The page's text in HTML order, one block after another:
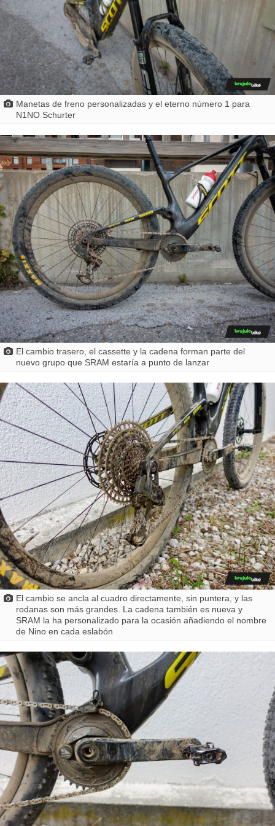
Manetas de freno personalizadas y el eterno número 1 para
N1NO Schurter
El cambio trasero, el cassette y la cadena forman parte del
nuevo grupo que SRAM estaría a punto de lanzar
El cambio se ancla al cuadro directamente, sin puntera, y las
rodanas son más grandes. La cadena también es nueva y
SRAM la ha personalizado para la ocasión añadiendo el nombre
de Nino en cada eslabón